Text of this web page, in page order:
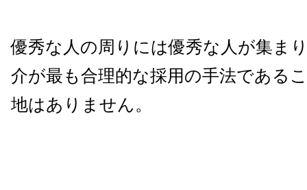
優秀な人の周りには優秀な人が集ま
介が最も合理的な採用の手法である
地はありません。